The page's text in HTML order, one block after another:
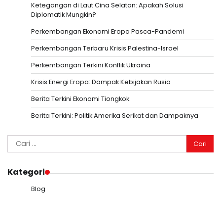
Ketegangan di Laut Cina Selatan: Apakah Solusi
Diplomatik Mungkin?
Perkembangan Ekonomi Eropa Pasca-Pandemi
Perkembangan Terbaru Krisis Palestina-Israel
Perkembangan Terkini Konflik Ukraina
Krisis Energi Eropa: Dampak Kebijakan Rusia
Berita Terkini Ekonomi Tiongkok
Berita Terkini: Politik Amerika Serikat dan Dampaknya
Cari
untuk:
Kategori
Blog